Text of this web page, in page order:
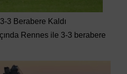
3 Berabere Kaldı
Rennes ile 3-3 berabere